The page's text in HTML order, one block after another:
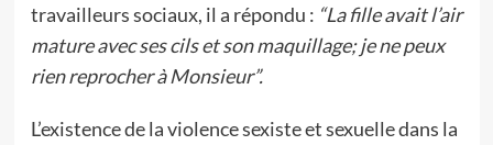
travailleurs sociaux, il a répondu : “La fille avait l’air
mature avec ses cils et son maquillage; je ne peux
rien reprocher à Monsieur”.
L’existence de la violence sexiste et sexuelle dans la